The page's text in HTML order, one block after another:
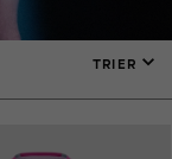
TRIER